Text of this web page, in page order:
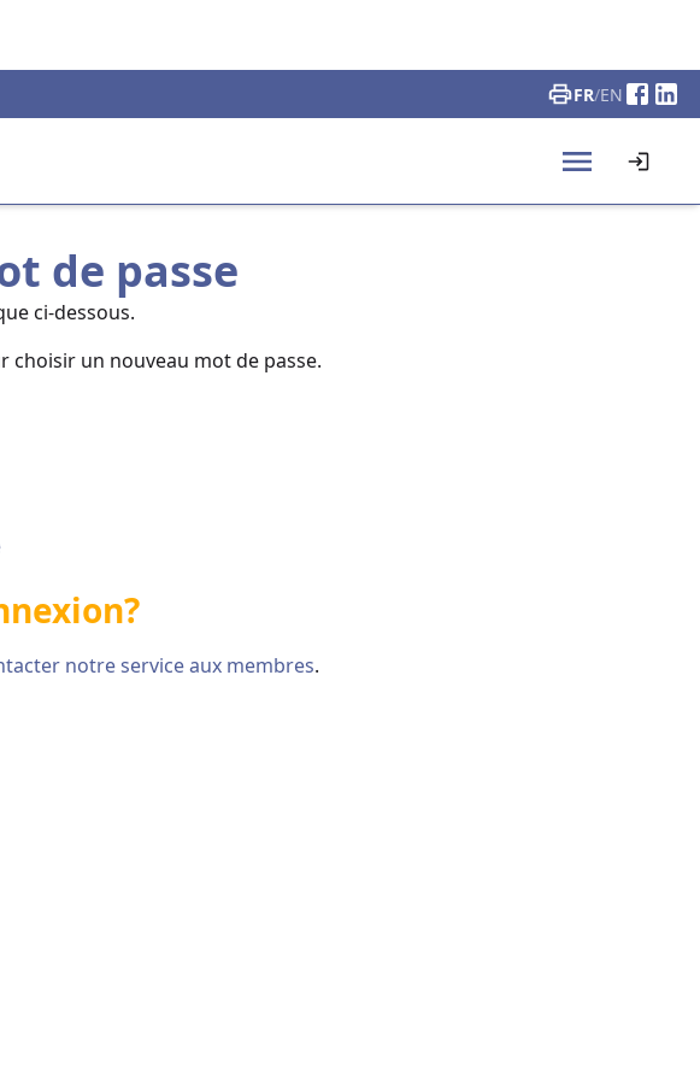
FR/EN
de passe
ci-dessous.
un nouveau mot de passe.
notre service aux membres.